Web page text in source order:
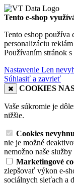
Tento e-shop
Tento eshop používa
personalizáciu
Používaním stránok
Nastavenie Len
Súhlasiť a zavrieť
COOKIES
Vaše súkromie je
nižšie.
Cookies
nie je možné
nemožno naše
Marketingové
zlepšovať výkon e-
sociálnych sieťach a